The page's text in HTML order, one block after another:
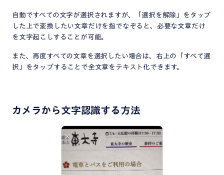
自動ですべての文字が選択されますが、「選択を解除」をタップ
した上で変換したい文章だけを指でなぞると、必要な文章だけ
を文字起こしすることが可能。
また、再度すべての文章を選択したい場合は、右上の「すべて選
択」をタップすることで全文章をテキスト化できます。
カメラから文字認識する方法